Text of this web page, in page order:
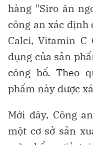
hàng "Siro ăn
công an xác định
Calci, Vitamin
dụng của sản
công bố. Theo
phẩm này được
Mới đây, Công
một cơ sở sản